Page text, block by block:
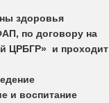
здоровья
по договору на
ЦРБГР» и проходит
и воспитание